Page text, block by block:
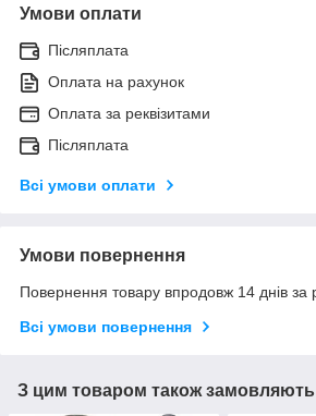
Умови оплати
Післяплата
Оплата на рахунок
Оплата за реквізитами
Післяплата
Всі умови оплати
Умови повернення
Повернення товару впродовж 14 днів за
Всі умови повернення
З цим товаром також замовляють